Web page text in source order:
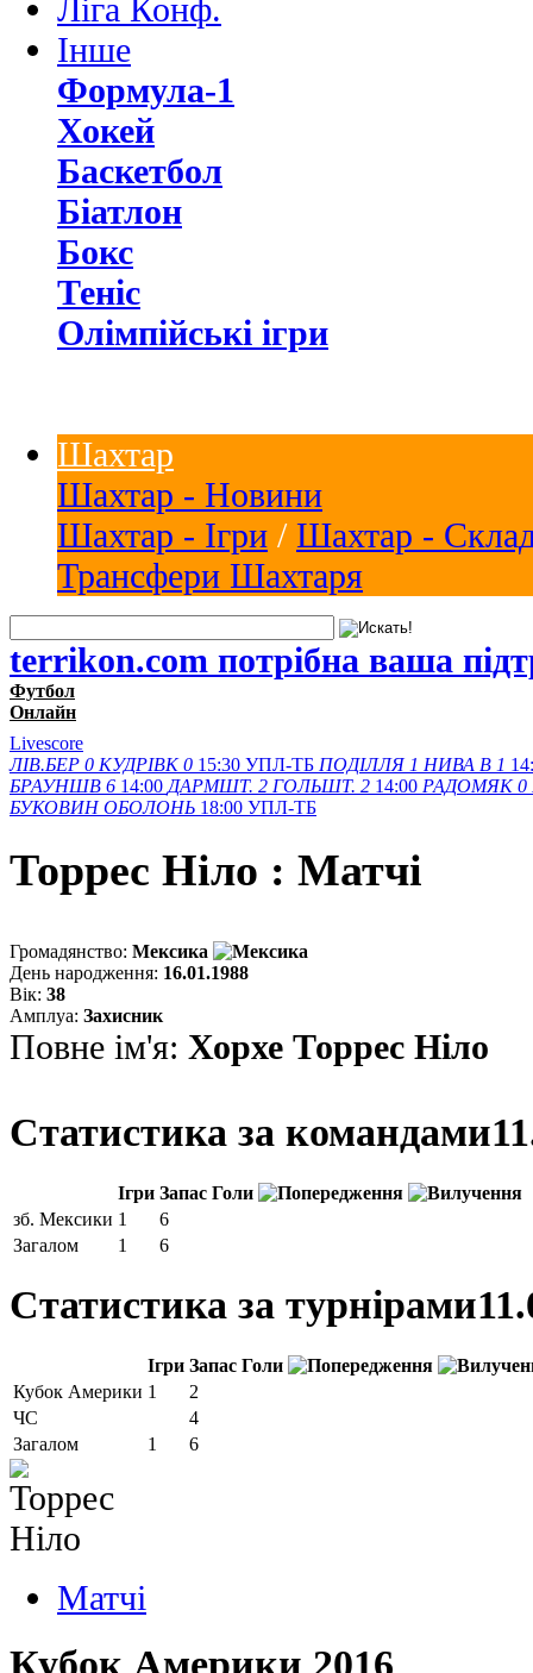
Ліга Конф.
Інше
Формула-1
Хокей
Баскетбол
Біатлон
Бокс
Теніс
Олімпійські ігри
Шахтар
Шахтар - Новини
Шахтар - Ігри / Шахтар -
Трансфери Шахтаря
terrikon.com потрібна ваша
Футбол
Онлайн
Livescore
ЛІВ.БЕР 0 КУДРІВК 0 15:30 УПЛ-ТБ ПОДІЛЛЯ 1 НИВА В 1
БРАУНШВ 6 14:00 ДАРМШТ. 2 ГОЛЬШТ. 2 14:00 РАДОМЯК 0
БУКОВИН ОБОЛОНЬ 18:00 УПЛ-ТБ
Торрес Ніло : Матчi
Громадянство: Мексика
День народження: 16.01.1988
Вік: 38
Амплуа: Захисник
Повне ім'я: Хорхе Торрес Ніло
Статистика за командами
Ігри Запас Голи
зб. Мексики 1
6
Загалом
1 6
Статистика за турнірами
Ігри Запас Голи
Кубок Америки 1
2
ЧС
4
Загалом
1 6
Матчi